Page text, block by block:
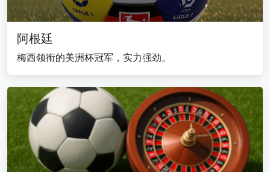
阿根廷
梅西领衔的美洲杯冠军，实力强劲。